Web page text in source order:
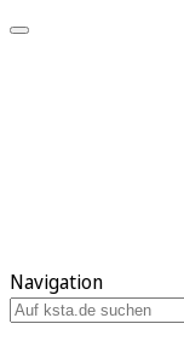
Navigation